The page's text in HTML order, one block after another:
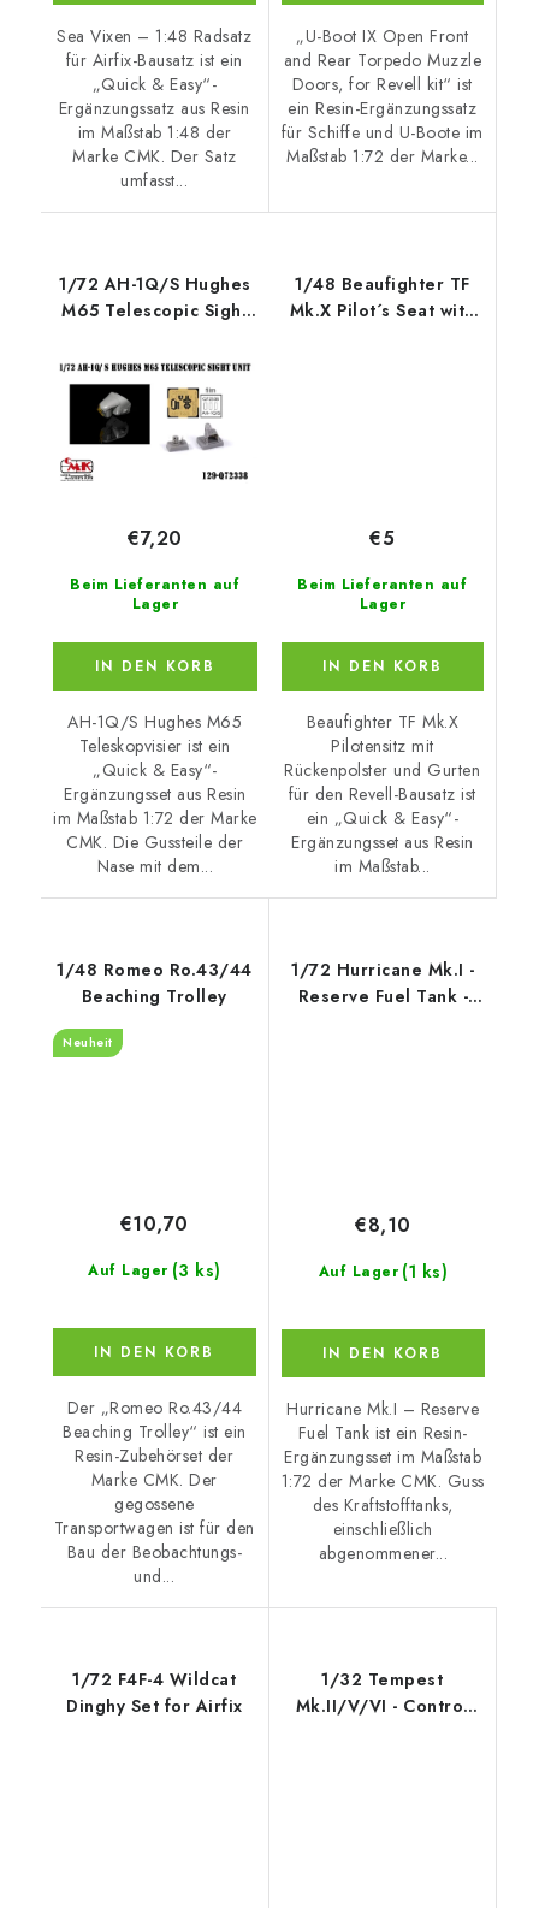
Sea Vixen – 1:48 Radsatz
für Airfix-Bausatz ist ein
„Quick & Easy“-
Ergänzungssatz aus Resin
im Maßstab 1:48 der
Marke CMK. Der Satz
umfasst...
„U-Boot IX Open Front
and Rear Torpedo Muzzle
Doors, for Revell kit“ ist
ein Resin-Ergänzungssatz
für Schiffe und U-Boote im
Maßstab 1:72 der Marke...
1/72 AH-1Q/S Hughes
M65 Telescopic Sight
Beim Lieferanten auf
Lager
€7,20
IN DEN KORB
AH-1Q/S Hughes M65
Teleskopvisier ist ein
„Quick & Easy“-
Ergänzungsset aus Resin
im Maßstab 1:72 der Marke
CMK. Die Gussteile der
Nase mit dem...
1/48 Beaufighter TF
Mk.X Pilot´s Seat with
Beim Lieferanten auf
Lager
€5
IN DEN KORB
Beaufighter TF Mk.X
Pilotensitz mit
Rückenpolster und Gurten
für den Revell-Bausatz ist
ein „Quick & Easy“-
Ergänzungsset aus Resin
im Maßstab...
1/48 Romeo Ro.43/44
Beaching Trolley
Neuheit
Auf Lager (3 ks)
€10,70
IN DEN KORB
Der „Romeo Ro.43/44
Beaching Trolley“ ist ein
Resin-Zubehörset der
Marke CMK. Der
gegossene
Transportwagen ist für den
Bau der Beobachtungs-
und...
1/72 Hurricane Mk.I -
Reserve Fuel Tank -
Auf Lager (1 ks)
€8,10
IN DEN KORB
Hurricane Mk.I – Reserve
Fuel Tank ist ein Resin-
Ergänzungsset im Maßstab
1:72 der Marke CMK. Guss
des Kraftstofftanks,
einschließlich
abgenommener...
1/72 F4F-4 Wildcat
Dinghy Set for Airfix
1/32 Tempest
Mk.II/V/VI - Control